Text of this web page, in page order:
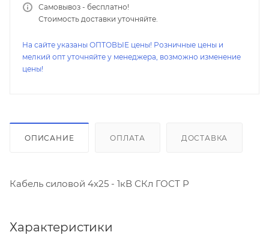
Самовывоз - бесплатно!
Стоимость доставки уточняйте.
На сайте указаны ОПТОВЫЕ цены! Розничные цены и
мелкий опт уточняйте у менеджера, возможно изменение
цены!
ОПИСАНИЕ ОПЛАТА ДОСТАВКА
Кабель силовой 4х25 - 1кВ СКл ГОСТ Р
Характеристики